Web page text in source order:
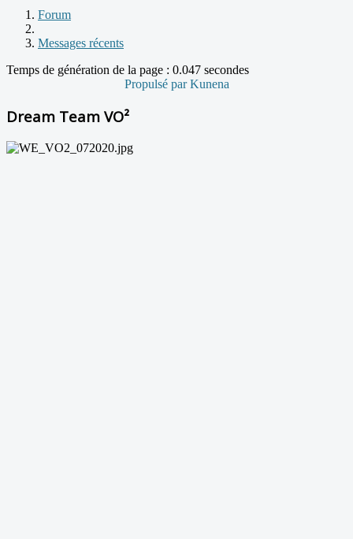
Forum
Messages récents
Temps de génération de la page : 0.047 secondes
Propulsé parKunena
Dream Team VO²